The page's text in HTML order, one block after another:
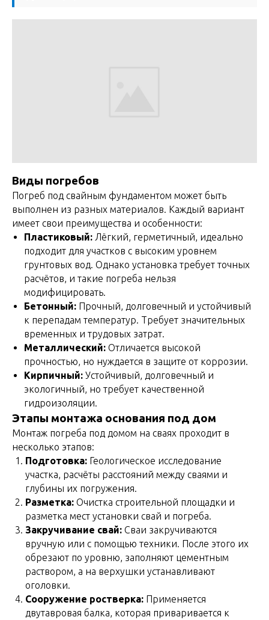
Виды погребов
Погреб под свайным фундаментом может быть
выполнен из разных материалов. Каждый вариант
имеет свои преимущества и особенности:
Пластиковый: Лёгкий, герметичный, идеально
подходит для участков с высоким уровнем
грунтовых вод. Однако установка требует точных
расчётов, и такие погреба нельзя
модифицировать.
Бетонный: Прочный, долговечный и устойчивый
к перепадам температур. Требует значительных
временных и трудовых затрат.
Металлический: Отличается высокой
прочностью, но нуждается в защите от коррозии.
Кирпичный: Устойчивый, долговечный и
экологичный, но требует качественной
гидроизоляции.
Этапы монтажа основания под дом
Монтаж погреба под домом на сваях проходит в
несколько этапов:
Подготовка: Геологическое исследование
участка, расчёты расстояний между сваями и
глубины их погружения.
Разметка: Очистка строительной площадки и
разметка мест установки свай и погреба.
Закручивание свай: Сваи закручиваются
вручную или с помощью техники. После этого их
обрезают по уровню, заполняют цементным
раствором, а на верхушки устанавливают
оголовки.
Сооружение ростверка: Применяется
двутавровая балка, которая приваривается к